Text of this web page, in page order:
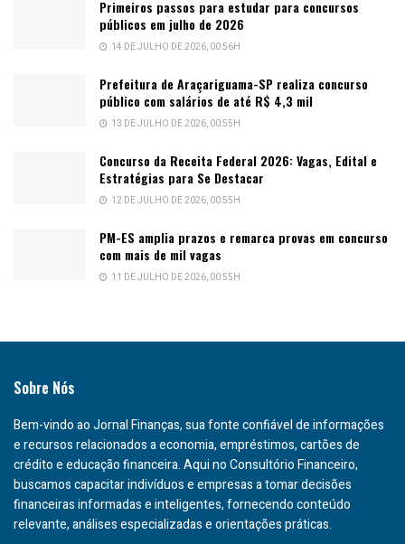
Primeiros passos para estudar para concursos
públicos em julho de 2026
14 DE JULHO DE 2026, 00:56H
Prefeitura de Araçariguama-SP realiza concurso
público com salários de até R$ 4,3 mil
13 DE JULHO DE 2026, 00:55H
Concurso da Receita Federal 2026: Vagas, Edital e
Estratégias para Se Destacar
12 DE JULHO DE 2026, 00:55H
PM-ES amplia prazos e remarca provas em concurso
com mais de mil vagas
11 DE JULHO DE 2026, 00:55H
Sobre Nós
Bem-vindo ao Jornal Finanças, sua fonte confiável de informações
e recursos relacionados a economia, empréstimos, cartões de
crédito e educação financeira. Aqui no Consultório Financeiro,
buscamos capacitar indivíduos e empresas a tomar decisões
financeiras informadas e inteligentes, fornecendo conteúdo
relevante, análises especializadas e orientações práticas.